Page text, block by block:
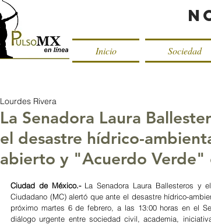
Inicio Sociedad
La Senadora Laura
el desastre hídrico-
abierto y "Acuerdo Verde"
Lourdes Rivera
Ciudad de México.- La Senadora Laura Ballesteros y
Ciudadano (MC) alertó que ante el desastre hídrico-
próximo martes 6 de febrero, a las 13:00 horas en el
diálogo urgente entre sociedad civil, academia,